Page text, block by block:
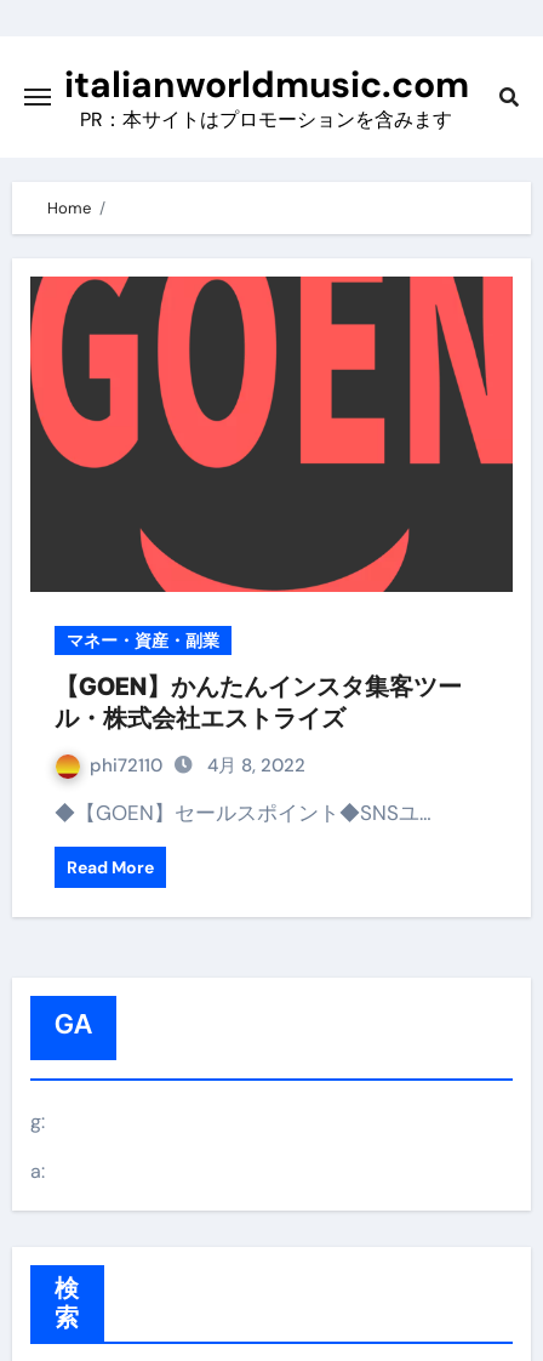
contentitalianworldmusic.com
PR：本サイトはプロモーションを含みます
Home
マネー・資産・副業
【GOEN】かんたんインスタ集客ツー
ル・株式会社エストライズ
phi72110 4月 8, 2022
◆【GOEN】セールスポイント◆SNSユ…
Read More
GA
g:
a:
検
索